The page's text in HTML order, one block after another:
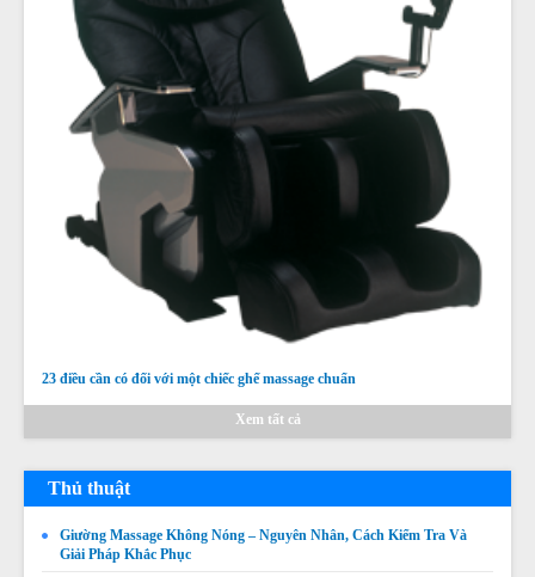
23 điều cần có đối với một chiếc ghế massage chuẩn
Xem tất cả
Thủ thuật
Giường Massage Không Nóng – Nguyên Nhân, Cách Kiểm Tra Và
Giải Pháp Khắc Phục